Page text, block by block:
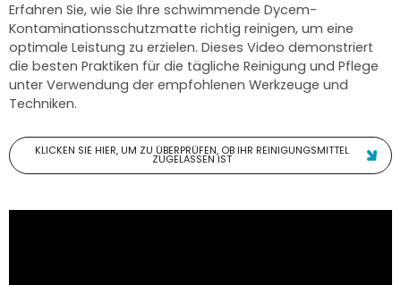
Erfahren Sie, wie Sie Ihre schwimmende Dycem-
Kontaminationsschutzmatte richtig reinigen, um eine
optimale Leistung zu erzielen. Dieses Video demonstriert
die besten Praktiken für die tägliche Reinigung und Pflege
unter Verwendung der empfohlenen Werkzeuge und
Techniken.
KLICKEN SIE HIER, UM ZU ÜBERPRÜFEN, OB IHR REINIGUNGSMITTEL
ZUGELASSEN IST